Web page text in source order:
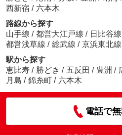
西新宿 / 六本木
路線から探す
山手線 / 都営大江戸線 / 日比谷線
都営浅草線 / 総武線 / 京浜東北線
駅から探す
恵比寿 / 勝どき / 五反田 / 豊洲 /
月島 / 錦糸町 / 六本木
電話で